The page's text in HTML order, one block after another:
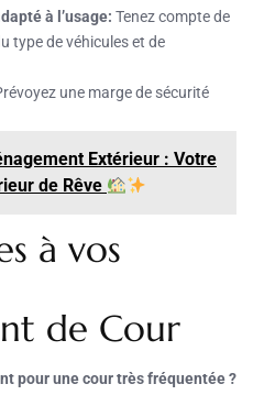
à l’usage: Tenez compte de
type de véhicules et de
une marge de sécurité
Extérieur : Votre
de Rêve
à vos
de Cour
pour une cour très fréquentée ?